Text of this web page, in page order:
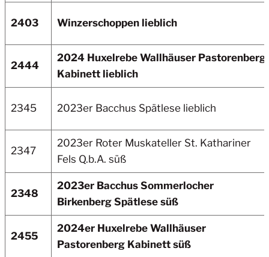
2403 Winzerschoppen lieblich
2444
2024 Huxelrebe Wallhäuser Pastorenberg
Kabinett lieblich
2345 2023er Bacchus Spätlese lieblich
2347
2023er Roter Muskateller St. Kathariner
Fels Q.b.A. süß
2348
2023er Bacchus Sommerlocher
Birkenberg Spätlese süß
2455
2024er Huxelrebe Wallhäuser
Pastorenberg Kabinett süß